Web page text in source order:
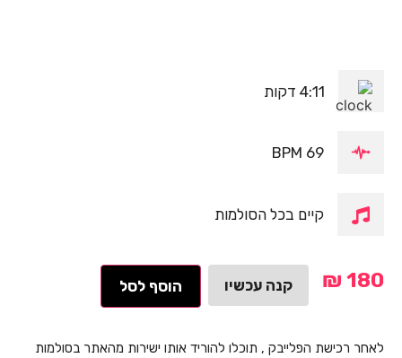
4:11 דקות
69 BPM
קיים בכל הסולמות
₪ 180 קנה עכשיו הוסף לסל
לאחר רכישת הפלייבק , תוכלו להוריד אותו ישירות מהאתר בסולמות